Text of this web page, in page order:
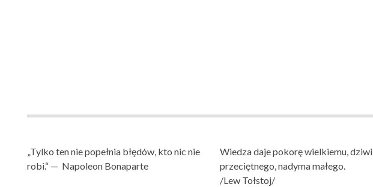
„Tylko ten nie popełnia błędów, kto nic nie
robi.“ — Napoleon Bonaparte
Wiedza daje pokorę wielkiemu, dziwi
przeciętnego, nadyma małego.
/Lew Tołstoj/